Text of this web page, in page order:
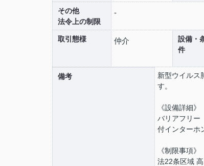
その他
法令上の制限
-
取引態様 仲介
設備・
件
備考
新型ウイルス
す。
《設備詳細》
バリアフリ
付インター
《制限事項》
法22条区域